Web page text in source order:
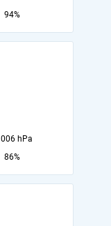
94%
hPa
86%